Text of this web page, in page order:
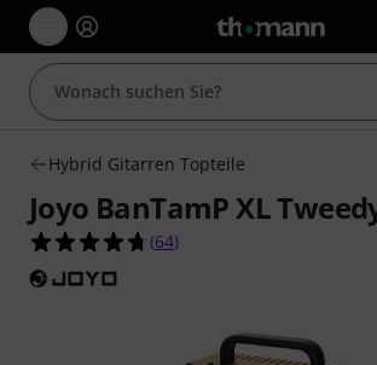
Hybrid Gitarren Topteile
Joyo BanTamP XL
4.7 von 5 Sternen aus 64
(64)